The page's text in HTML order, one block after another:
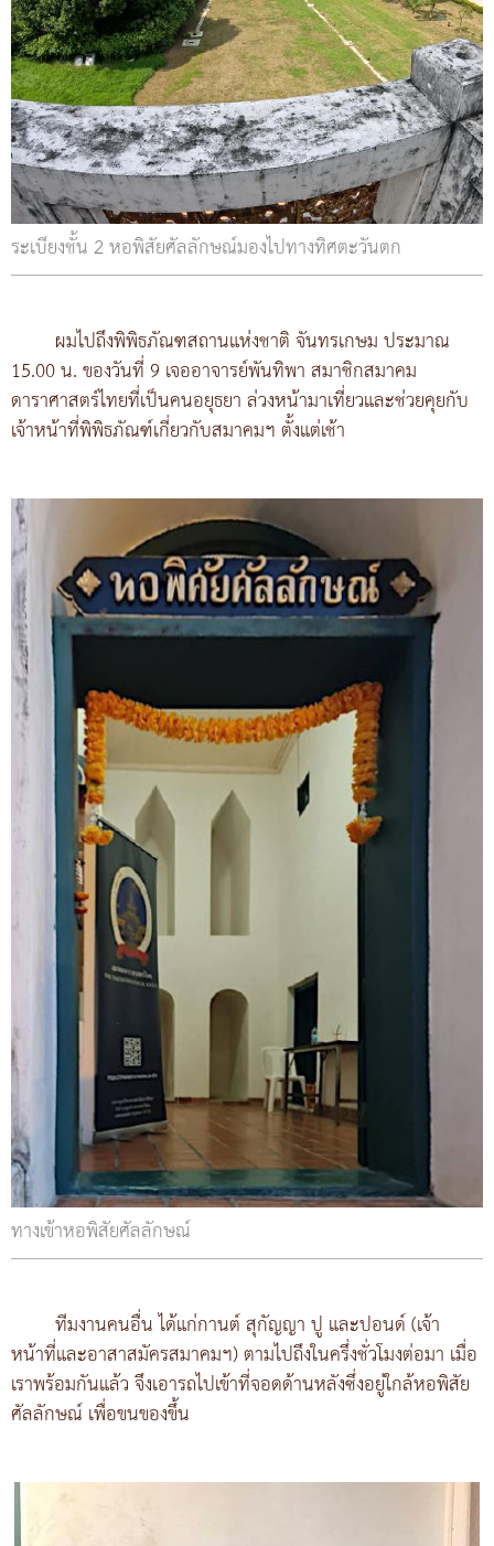
ระเบียงชั้น 2 หอพิสัยศัลลักษณ์มองไปทางทิศตะวันตก
ผมไปถึงพิพิธภัณฑสถานแห่งชาติ จันทรเกษม ประมาณ
15.00 น. ของวันที่ 9 เจออาจารย์พันทิพา สมาชิกสมาคม
ดาราศาสตร์ไทยที่เป็นคนอยุธยา ล่วงหน้ามาเที่ยวและช่วยคุยกับ
เจ้าหน้าที่พิพิธภัณฑ์เกี่ยวกับสมาคมฯ ตั้งแต่เช้า
ทางเข้าหอพิสัยศัลลักษณ์
ทีมงานคนอื่น ได้แก่กานต์ สุกัญญา ปู และปอนด์ (เจ้า
หน้าที่และอาสาสมัครสมาคมฯ) ตามไปถึงในครึ่งชั่วโมงต่อมา เมื่อ
เราพร้อมกันแล้ว จึงเอารถไปเข้าที่จอดด้านหลังซึ่งอยู่ใกล้หอพิสัย
ศัลลักษณ์ เพื่อขนของขึ้น